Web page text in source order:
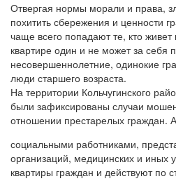
Отвергая нормы морали и права,
похитить сбережения и ценности
чаще всего попадают те, кто живет
квартире один и не может за себя
несовершеннолетние, одинокие
люди старшего возраста.
На территории Кольчугинского
были зафиксированы случаи
отношении престарелых граждан.
социальными работниками,
организаций, медицинских и иных
квартиры граждан и действуют по